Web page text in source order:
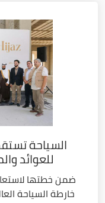
السياحة
للعوائد
ضمن خطتها
خارطة السياحة